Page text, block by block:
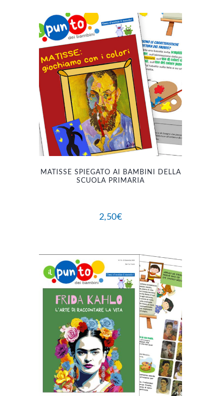
MATISSE SPIEGATO AI BAMBINI DELLA
SCUOLA PRIMARIA
2,50€